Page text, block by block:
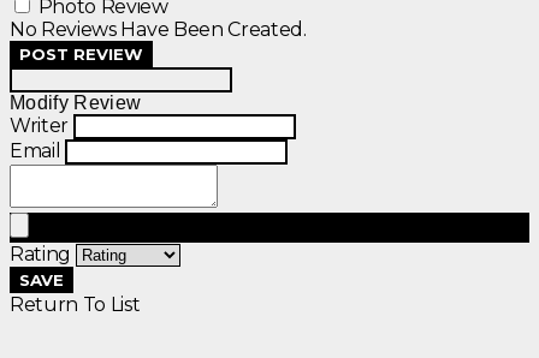
Photo Review
No Reviews Have Been Created.
POST REVIEW
Modify Review
Writer
Email
Rating
SAVE
Return To List